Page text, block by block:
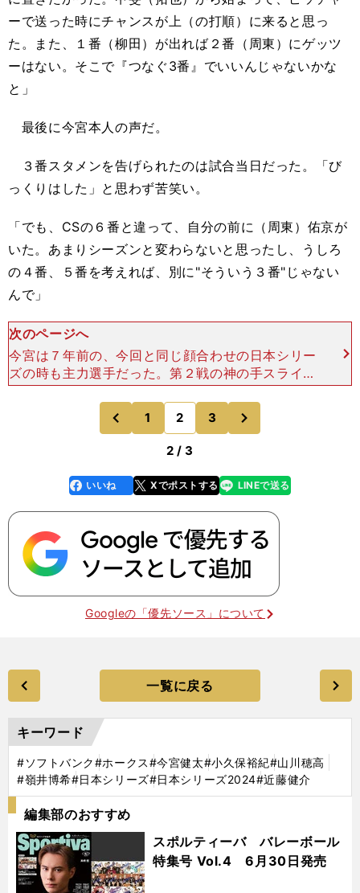
ーで送った時にチャンスが上（の打順）に来ると思っ
た。また、１番（柳田）が出れば２番（周東）にゲッツ
ーはない。そこで『つなぐ3番』でいいんじゃないかな
と」
最後に今宮本人の声だ。
３番スタメンを告げられたのは試合当日だった。「び
っくりはした」と思わず苦笑い。
「でも、CSの６番と違って、自分の前に（周東）佑京が
いた。あまりシーズンと変わらないと思ったし、うしろ
の４番、５番を考えれば、別に"そういう３番"じゃない
んで」
次のページへ
今宮は７年前の、今回と同じ顔合わせの日本シリー
ズの時も主力選手だった。第２戦の神の手スライデ
ィング、第４戦では横浜スタジアムのフィールドシ
ートに飛び込んでフライを捕るなど印象深いプレー
を見せている。今
前
のページへ
1 2 3
2 / 3
faceboo
k
いいね Xでポストする
line LINEで送る
Googleの「優先ソース」について
一覧に戻る
キーワード
#ソフトバンク#ホークス#今宮健太#小久保裕紀#山川穂高
#嶺井博希#日本シリーズ#日本シリーズ2024#近藤健介
編集部のおすすめ
スポルティーバ バレーボール
特集号 Vol.4 6月30日発売